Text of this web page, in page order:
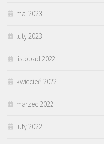
maj 2023
luty 2023
listopad 2022
kwiecień 2022
marzec 2022
luty 2022